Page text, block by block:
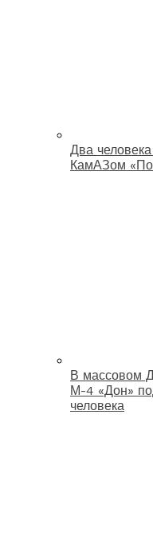
Два
КамАЗом
В массовом
М-4 «Дон»
человека